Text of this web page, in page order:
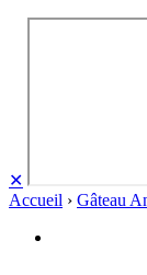
✕
Accueil › Gâteau